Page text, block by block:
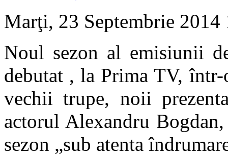
Marţi, 23 Septembrie
Noul sezon al emisiunii
debutat , la Prima TV, într-
vechii trupe, noii
actorul Alexandru
sezon „sub atenta